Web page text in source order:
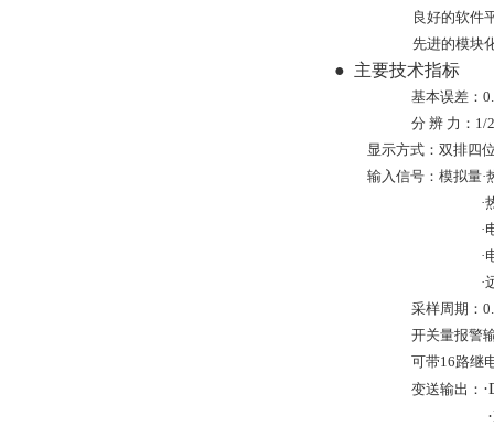
良好的软件
先进的模块
● 主要技术指标
基本误差：
分 辨 力：1/
显示方式：双排四
输入信号：模拟量·
·
·
·
·
采样周期：
开关量报警
可带16路继
变送输出：